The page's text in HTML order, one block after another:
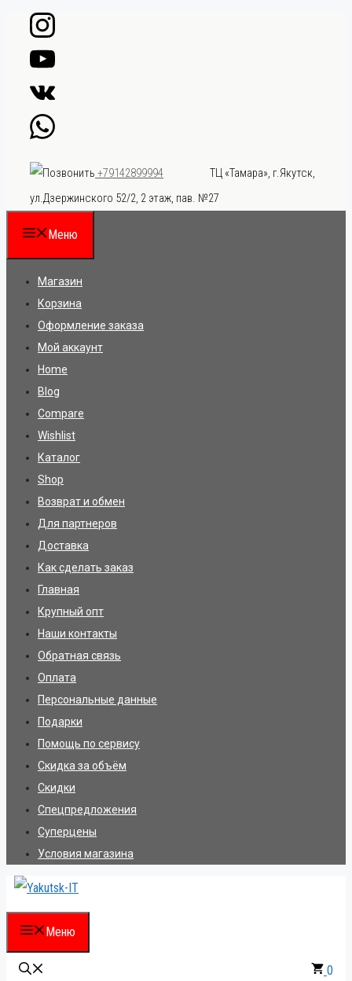
Перейти
содержимому
+79142899994
ТЦ «Тамара», г.Якутск,
ул.Дзержинского 52/2, 2 этаж, пав. №27
Меню
Магазин
Корзина
Оформление заказа
Мой аккаунт
Home
Blog
Compare
Wishlist
Каталог
Shop
Возврат и обмен
Для партнеров
Доставка
Как сделать заказ
Главная
Крупный опт
Наши контакты
Обратная связь
Оплата
Персональные данные
Подарки
Помощь по сервису
Скидка за объём
Скидки
Спецпредложения
Суперцены
Условия магазина
Меню
0